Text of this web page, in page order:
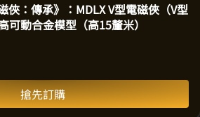
俠：傳承》：MDLX V型電磁俠（V型
可動合金模型（高15釐米）
搶先訂購